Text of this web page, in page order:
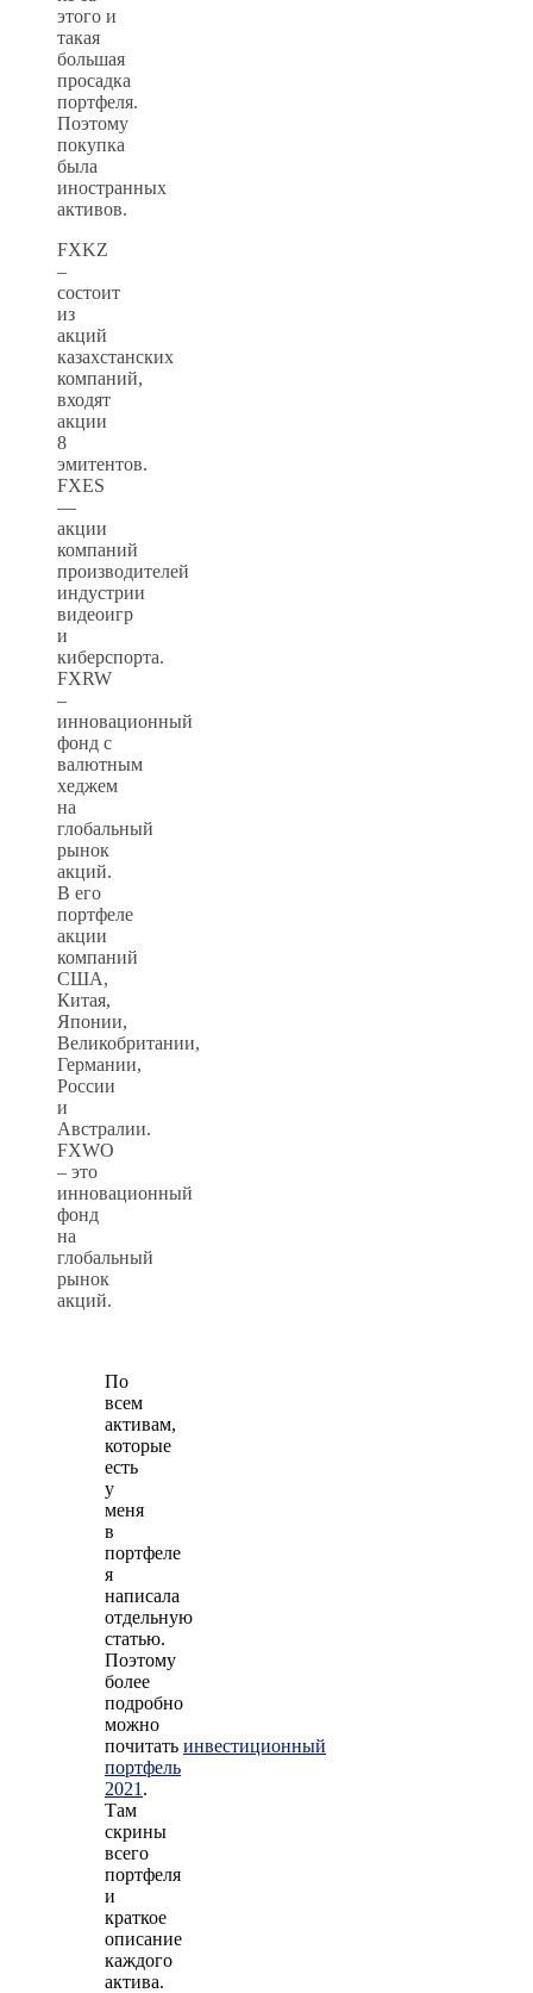
этого и
такая
большая
просадка
портфеля.
Поэтому
покупка
была
иностранных
активов.
FXKZ
–
состоит
из
акций
казахстанских
компаний,
входят
акции
8
эмитентов.
FXES
—
акции
компаний
производителей
индустрии
видеоигр
и
киберспорта.
FXRW
–
инновационный
фонд с
валютным
хеджем
на
глобальный
рынок
акций.
В его
портфеле
акции
компаний
США,
Китая,
Японии,
Великобритании,
Германии,
России
и
Австралии.
FXWO
– это
инновационный
фонд
на
глобальный
рынок
акций.
По
всем
активам,
которые
есть
у
меня
в
портфеле
я
написала
отдельную
статью.
Поэтому
более
подробно
можно
почитать инвестиционный
портфель
2021 .
Там
скрины
всего
портфеля
и
краткое
описание
каждого
актива.